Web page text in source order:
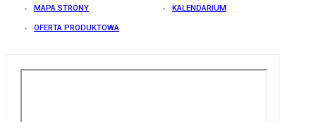
MAPA STRONY KALENDARIUM
OFERTA PRODUKTOWA